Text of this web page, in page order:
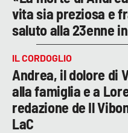
vita sia preziosa e
saluto alla 23enne
IL CORDOGLIO
Andrea, il dolore di
alla famiglia e a
redazione de Il
LaC